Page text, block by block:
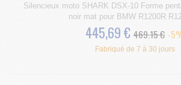
Silencieux moto SHARK DSX-10 Forme
noir mat pour BMW R1200R
445,69 € 469.15 € -
Fabriqué de 7 à 30 jours